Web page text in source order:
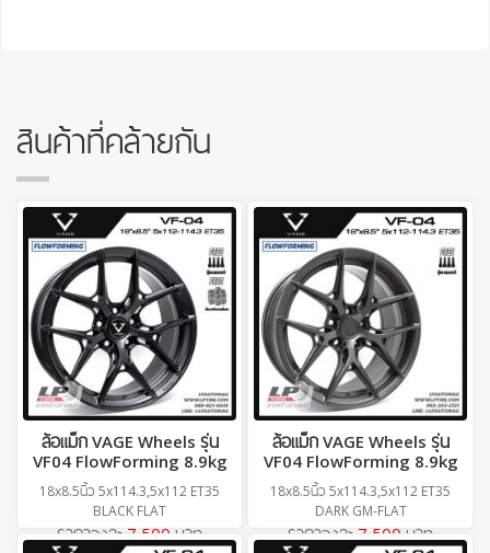
สินค้าที่คล้ายกัน
ล้อแม็ก VAGE Wheels รุ่น
VF04 FlowForming 8.9kg
18x8.5นิ้ว 5x114.3,5x112 ET35
BLACK FLAT
ราคาวงละ 7,500 บาท
ล้อแม็ก VAGE Wheels รุ่น
VF04 FlowForming 8.9kg
18x8.5นิ้ว 5x114.3,5x112 ET35
DARK GM-FLAT
ราคาวงละ 7,500 บาท